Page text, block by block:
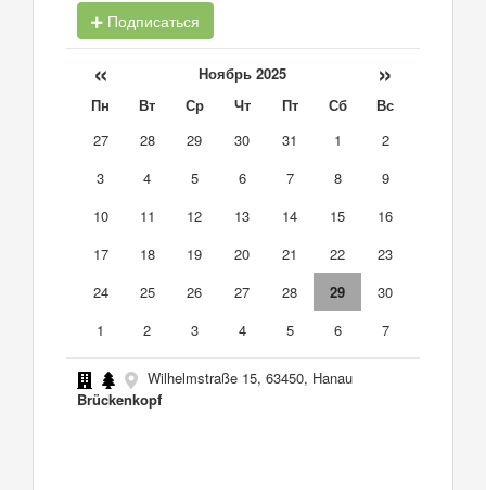
Подписаться
« Ноябрь 2025 »
Пн Вт Ср Чт Пт Сб
Вс
27
28 29 30 31 1
2
3
4 5 6 7 8
9
10
11 12 13 14 15
16
17
18 19 20 21 22
23
24
25 26 27 28 29
30
1
2 3 4 5 6 7
Wilhelmstraße 15, 63450, Hanau
Brückenkopf